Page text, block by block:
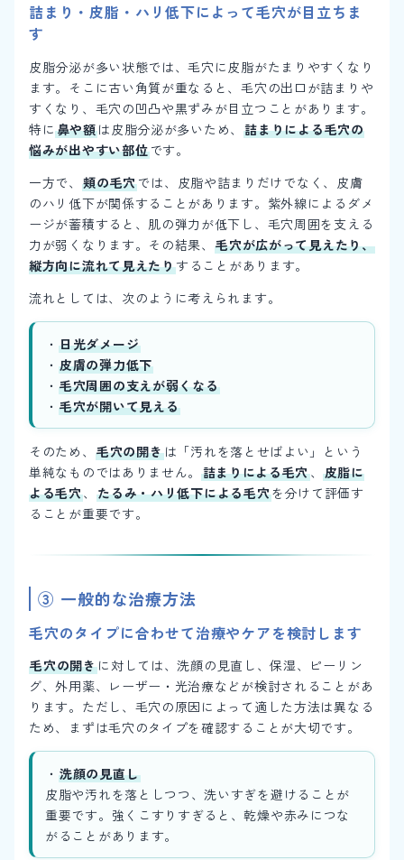
詰まり・皮脂・ハリ低下によって毛穴が目立ちま
す
皮脂分泌が多い状態では、毛穴に皮脂がたまりやすくなり
ます。そこに古い角質が重なると、毛穴の出口が詰まりや
すくなり、毛穴の凹凸や黒ずみが目立つことがあります。
特に鼻や額は皮脂分泌が多いため、 詰まりによる毛穴の
悩みが出やすい部位です。
一方で、 頬の毛穴では、皮脂や詰まりだけでなく、皮膚
のハリ低下が関係することがあります。紫外線によるダメ
ージが蓄積すると、肌の弾力が低下し、毛穴周囲を支える
力が弱くなります。その結果、 毛穴が広がって見えたり、
縦方向に流れて見えたりすることがあります。
流れとしては、次のように考えられます。
・ 日光ダメージ
・ 皮膚の弾力低下
・ 毛穴周囲の支えが弱くなる
・ 毛穴が開いて見える
そのため、 毛穴の開きは「汚れを落とせばよい」という
単純なものではありません。詰まりによる毛穴、皮脂に
よる毛穴、 たるみ・ハリ低下による毛穴を分けて評価す
ることが重要です。
③ 一般的な治療方法
毛穴のタイプに合わせて治療やケアを検討します
毛穴の開きに対しては、洗顔の見直し、保湿、ピーリン
グ、外用薬、レーザー・光治療などが検討されることがあ
ります。ただし、毛穴の原因によって適した方法は異なる
ため、まずは毛穴のタイプを確認することが大切です。
・ 洗顔の見直し
皮脂や汚れを落としつつ、洗いすぎを避けることが
重要です。強くこすりすぎると、乾燥や赤みにつな
がることがあります。